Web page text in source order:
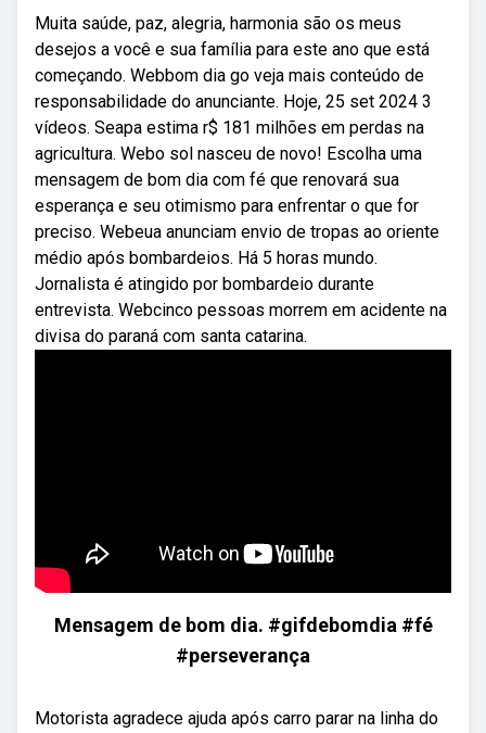
Muita saúde, paz, alegria, harmonia são os meus
desejos a você e sua família para este ano que está
começando. Webbom dia go veja mais conteúdo de
responsabilidade do anunciante. Hoje, 25 set 2024 3
vídeos. Seapa estima r$ 181 milhões em perdas na
agricultura. Webo sol nasceu de novo! Escolha uma
mensagem de bom dia com fé que renovará sua
esperança e seu otimismo para enfrentar o que for
preciso. Webeua anunciam envio de tropas ao oriente
médio após bombardeios. Há 5 horas mundo.
Jornalista é atingido por bombardeio durante
entrevista. Webcinco pessoas morrem em acidente na
divisa do paraná com santa catarina.
Mensagem de bom dia. #gifdebomdia #fé
#perseverança
Motorista agradece ajuda após carro parar na linha do